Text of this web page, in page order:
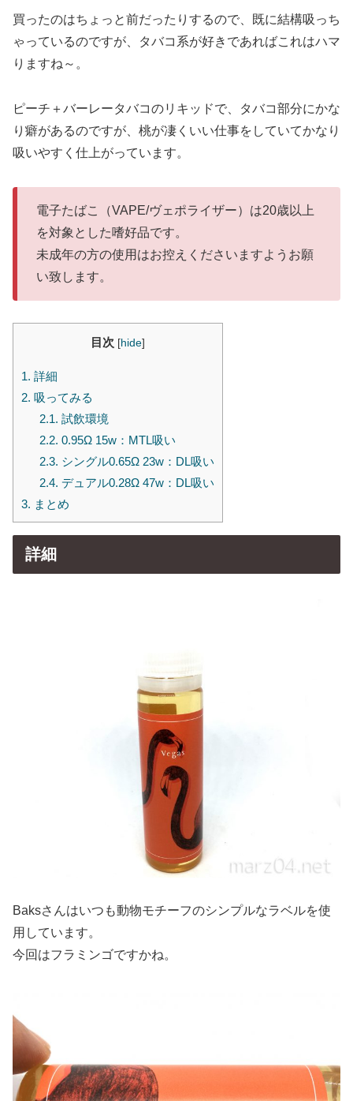
買ったのはちょっと前だったりするので、既に結構吸っち
ゃっているのですが、タバコ系が好きであればこれはハマ
りますね～。
ピーチ＋バーレータバコのリキッドで、タバコ部分にかな
り癖があるのですが、桃が凄くいい仕事をしていてかなり
吸いやすく仕上がっています。
電子たばこ（VAPE/ヴェポライザー）は20歳以上
を対象とした嗜好品です。
未成年の方の使用はお控えくださいますようお願
い致します。
目次 [hide]
1. 詳細
2. 吸ってみる
2.1. 試飲環境
2.2. 0.95Ω 15w：MTL吸い
2.3. シングル0.65Ω 23w：DL吸い
2.4. デュアル0.28Ω 47w：DL吸い
3. まとめ
詳細
Baksさんはいつも動物モチーフのシンプルなラベルを使
用しています。
今回はフラミンゴですかね。